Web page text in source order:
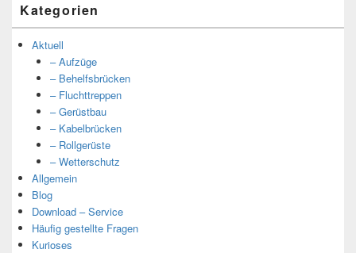
Kategorien
Aktuell
– Aufzüge
– Behelfsbrücken
– Fluchttreppen
– Gerüstbau
– Kabelbrücken
– Rollgerüste
– Wetterschutz
Allgemein
Blog
Download – Service
Häufig gestellte Fragen
Kurioses